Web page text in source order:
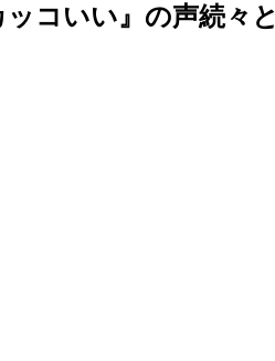
コいい』の声続々と